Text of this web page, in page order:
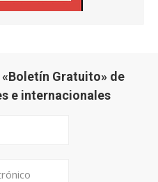
Gratuito» de
e internacionales